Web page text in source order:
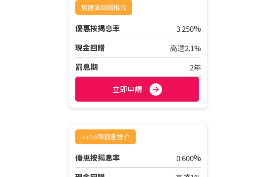
居屋高回贈推介
優惠按揭息率 3.250%
現金回贈
高達2.1%
罰息期
2年
立即申請
H+0.6零罰息推介
優惠按揭息率 0.600%